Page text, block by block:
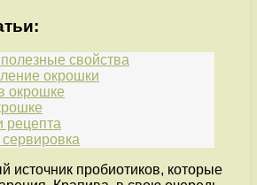
свойства
окрошки
окрошке
рецепта
источник пробиотиков, которые